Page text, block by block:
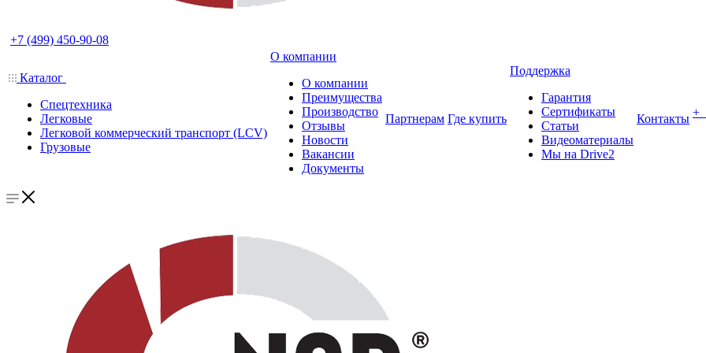
+7 (499) 450-90-08
Каталог
Спецтехника
Легковые
Легковой коммерческий транспорт (LCV)
Грузовые
О компании
О компании
Преимущества
Производство
Отзывы
Новости
Вакансии
Документы
Партнерам Где купить
Поддержка
Гарантия
Сертификаты
Статьи
Видеоматериалы
Мы на Drive2
Контакты +